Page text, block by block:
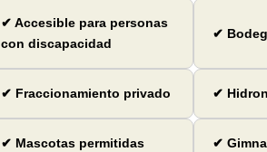
✔ Accesible para personas
con discapacidad
✔
✔ Fraccionamiento privado ✔
✔ Mascotas permitidas ✔